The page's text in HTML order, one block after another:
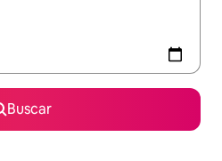
Buscar